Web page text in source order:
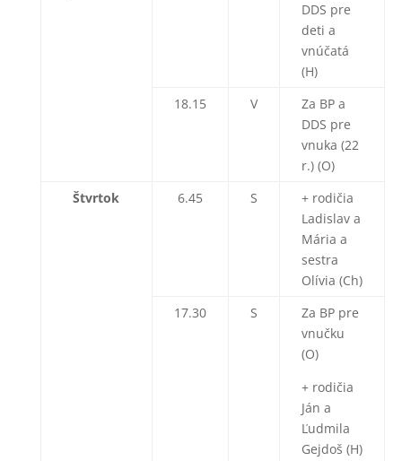
DDS pre
deti a
vnúčatá
(H)
18.15
V
Za BP a
DDS pre
vnuka (22
r.) (O)
Štvrtok
6.45 S
+ rodičia
Ladislav a
Mária a
sestra
Olívia (Ch)
17.30
S
Za BP pre
vnučku
(O)
+ rodičia
Ján a
Ľudmila
Gejdoš (H)